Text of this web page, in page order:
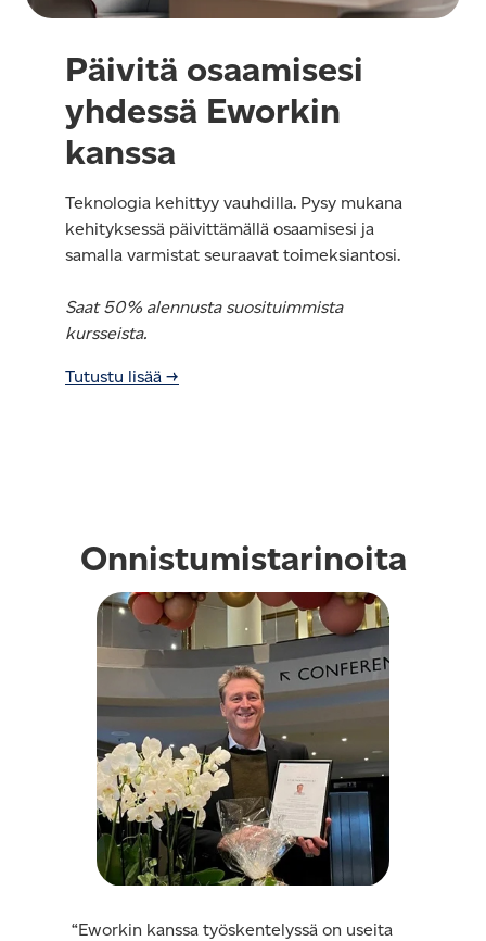
Päivitä osaamisesi
yhdessä Eworkin
kanssa
Teknologia kehittyy vauhdilla. Pysy mukana
kehityksessä päivittämällä osaamisesi ja
samalla varmistat seuraavat toimeksiantosi.
Saat 50% alennusta suosituimmista
kursseista.
Tutustu lisää →
Onnistumistarinoita
“Eworkin kanssa työskentelyssä on useita